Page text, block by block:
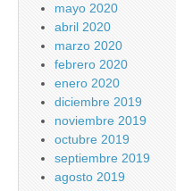
mayo 2020
abril 2020
marzo 2020
febrero 2020
enero 2020
diciembre 2019
noviembre 2019
octubre 2019
septiembre 2019
agosto 2019